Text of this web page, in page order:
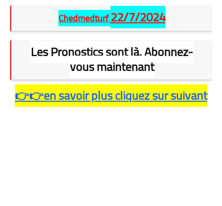
Chedmedturf22/7/2024
Les Pronostics sont là. Abonnez-
vous maintenant
👉👉en savoir plus cliquez sur suivant